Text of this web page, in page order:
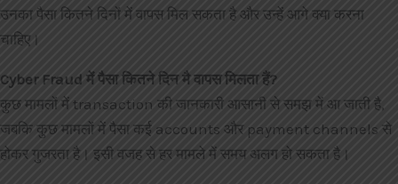
उनका पैसा कितने दिनों में वापस मिल सकता है और उन्हें आगे क्या करना
चाहिए।
Cyber Fraud में पैसा कितने दिन मै वापस मिलता हैं?
कुछ मामलों में transaction की जानकारी आसानी से समझ में आ जाती है,
जबकि कुछ मामलों में पैसा कई accounts और payment channels से
होकर गुजरता है। इसी वजह से हर मामले में समय अलग हो सकता है।